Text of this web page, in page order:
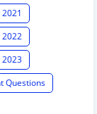
2022
2023
Questions